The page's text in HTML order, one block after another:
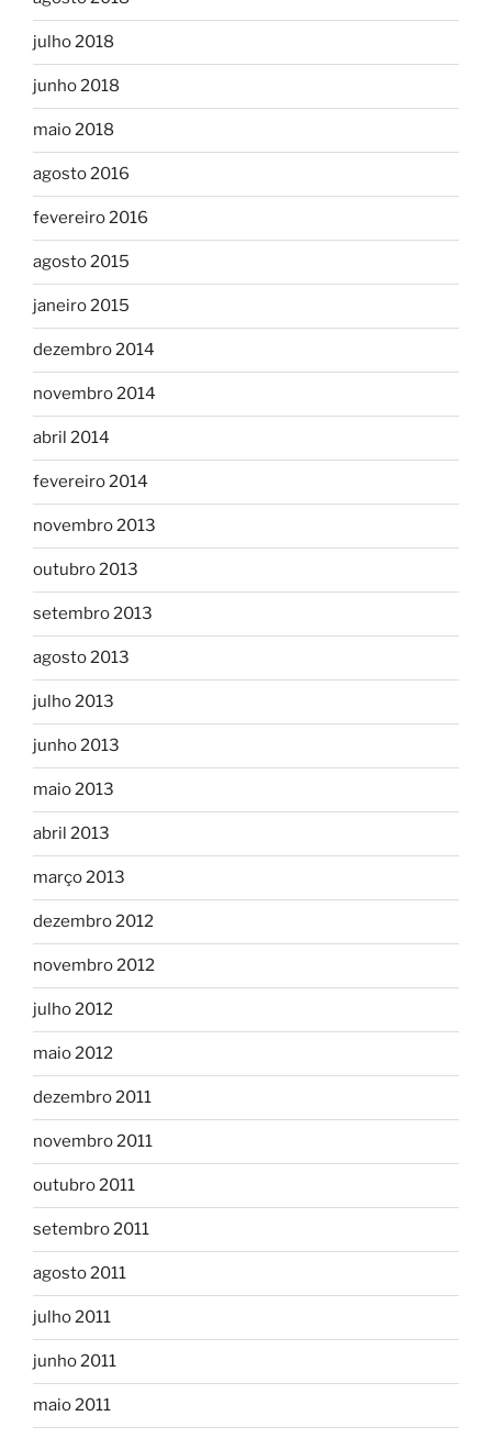
julho 2018
junho 2018
maio 2018
agosto 2016
fevereiro 2016
agosto 2015
janeiro 2015
dezembro 2014
novembro 2014
abril 2014
fevereiro 2014
novembro 2013
outubro 2013
setembro 2013
agosto 2013
julho 2013
junho 2013
maio 2013
abril 2013
março 2013
dezembro 2012
novembro 2012
julho 2012
maio 2012
dezembro 2011
novembro 2011
outubro 2011
setembro 2011
agosto 2011
julho 2011
junho 2011
maio 2011